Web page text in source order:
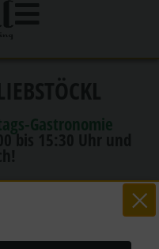
Gastronomie
bis 15:30 Uhr und